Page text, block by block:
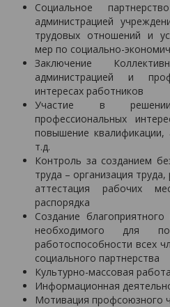
Социальное
администрацией
трудовых отношений и
мер по социально-
Заключение
администрацией и
интересах работников
Участие в
профессиональных
повышение квалификации,
т.д.
Контроль за созданием
труда – организация
аттестация рабочих
распорядка
Создание благоприятного
необходимого для
работоспособности всех
социального партнерства
Культурно-массовая работа
Информационная
Мотивация профсоюзного